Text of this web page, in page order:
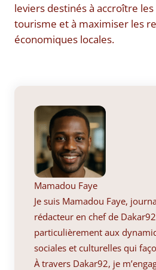
leviers destinés à accroître
tourisme et à maximiser les
économiques locales.
Mamadou Faye
Je suis Mamadou Faye,
rédacteur en chef de
particulièrement aux
sociales et culturelles qui
À travers Dakar92, je